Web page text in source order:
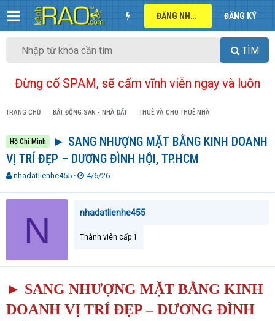
ĐĂNG NHẬP ĐĂNG KÝ
TÌM
Đừng cố SPAM, sẽ cấm vĩnh viễn ngay và luôn
TRANG CHỦ BẤT ĐỘNG SẢN - NHÀ ĐẤT THUÊ VÀ CHO THUÊ NHÀ
Hồ Chí Minh
► SANG NHƯỢNG MẶT BẰNG KINH DOANH
VỊ TRÍ ĐẸP – DƯƠNG ĐÌNH HỘI, TP.HCM
T
r
a
t
r
nhadatlienhe455
N
y
i
4/6/26
N nhadatlienhe455
Thành viên cấp 1
► SANG NHƯỢNG MẶT BẰNG KINH
DOANH VỊ TRÍ ĐẸP – DƯƠNG ĐÌNH